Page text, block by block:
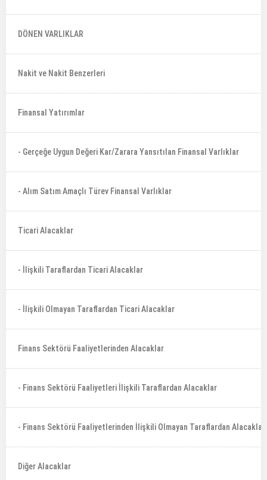
DÖNEN VARLIKLAR
Nakit ve Nakit Benzerleri
Finansal Yatırımlar
- Gerçeğe Uygun Değeri Kar/Zarara Yansıtılan Finansal Varlıklar
- Alım Satım Amaçlı Türev Finansal Varlıklar
Ticari Alacaklar
- İlişkili Taraflardan Ticari Alacaklar
- İlişkili Olmayan Taraflardan Ticari Alacaklar
Finans Sektörü Faaliyetlerinden Alacaklar
- Finans Sektörü Faaliyetleri İlişkili Taraflardan Alacaklar
- Finans Sektörü Faaliyetlerinden İlişkili Olmayan Taraflardan Alacaklar
Diğer Alacaklar